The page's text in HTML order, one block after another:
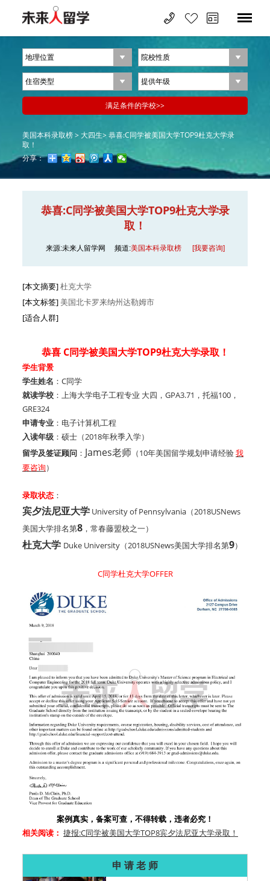
美国本科录取榜 > 大四生>恭喜:C同学被美国大学TOP9杜克大学录
取！
分享：
恭喜:C同学被美国大学TOP9杜克大学录
取！
来源:未来人留学网 频道:美国本科录取榜 [我要咨询]
[本文摘要]杜克大学
[本文标签] 美国北卡罗来纳州达勒姆市
[适合人群]
恭喜 C同学被美国大学TOP9杜克大学录取！
学生背景
学生姓名 ：C同学
就读学校 ：上海大学电子工程专业 大四，GPA3.71，托福100，
GRE324
申请专业 ：电子计算机工程
入读年级 ：硕士（2018年秋季入学）
留学及签证顾问 ： James老师 （10年美国留学规划申请经验我
要咨询）
录取状态 ：
宾夕法尼亚大学 University of Pennsylvania （2018USNews
美国大学排名第8 ，常春藤盟校之一）
杜克大学 Duke University （2018USNews美国大学排名第9）
C同学杜克大学OFFER
案例真实，备案可查，不得转载，违者必究！
相关阅读： 捷报:C同学被美国大学TOP8宾夕法尼亚大学录取！
申 请 老 师